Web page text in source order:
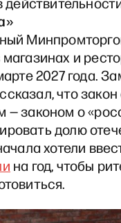
и
2027 года.
что закон
— законом о
долю
хотели
на год, чтобы